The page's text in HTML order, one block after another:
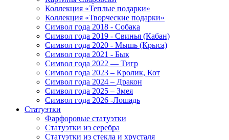
Коллекция «Теплые подарки»
Коллекция «Творческие подарки»
Символ года 2018 - Собака
Символ года 2019 - Свинья (Кабан)
Символ года 2020 - Мышь (Крыса)
Символ года 2021 - Бык
Символ года 2022 — Тигр
Символ года 2023 – Кролик, Кот
Символ года 2024 – Дракон
Символ года 2025 – Змея
Символ года 2026 -Лошадь
Статуэтки
Фарфоровые статуэтки
Статуэтки из серебра
Статуэтки из стекла и хрусталя